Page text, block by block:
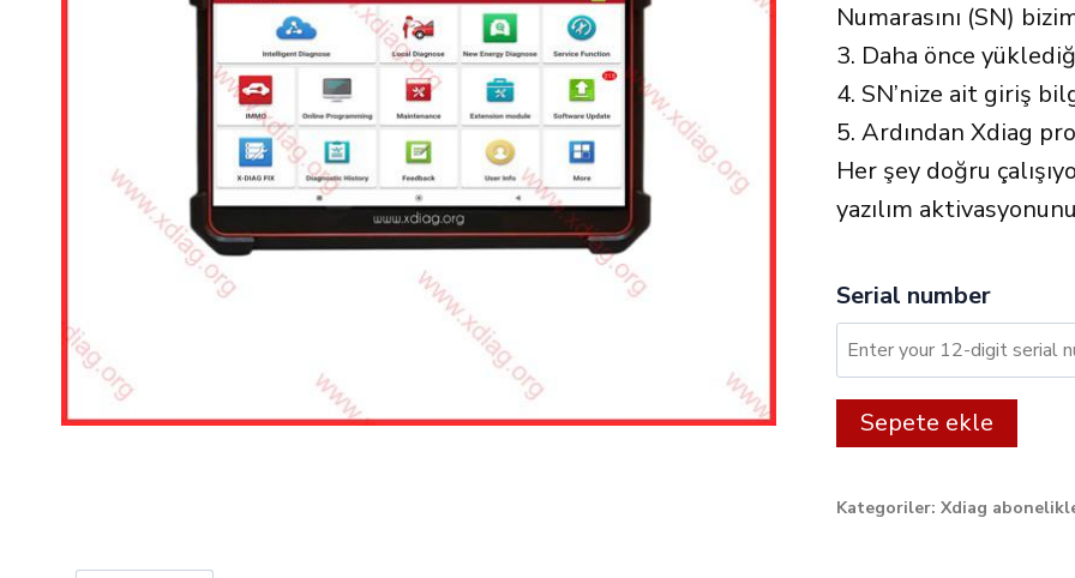
Numarasını (SN)
3. Daha önce
4. SN’nize ait giriş
5. Ardından Xdiag
Her şey doğru
yazılım
Serial number
XDIAG:
12
month
Sepete ekle
Kategoriler: Xdiag